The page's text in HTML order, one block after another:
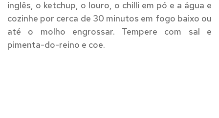
inglês, o ketchup, o louro, o chilli em pó e a água e
cozinhe por cerca de 30 minutos em fogo baixo ou
até o molho engrossar. Tempere com sal e
pimenta-do-reino e coe.